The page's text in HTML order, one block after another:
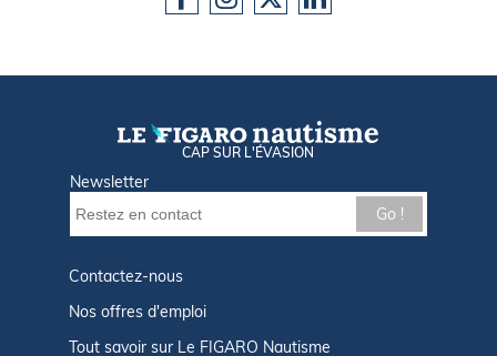
CAP SUR L'ÉVASION
Newsletter
Go !
Contactez-nous
Nos offres d'emploi
Tout savoir sur Le FIGARO Nautisme